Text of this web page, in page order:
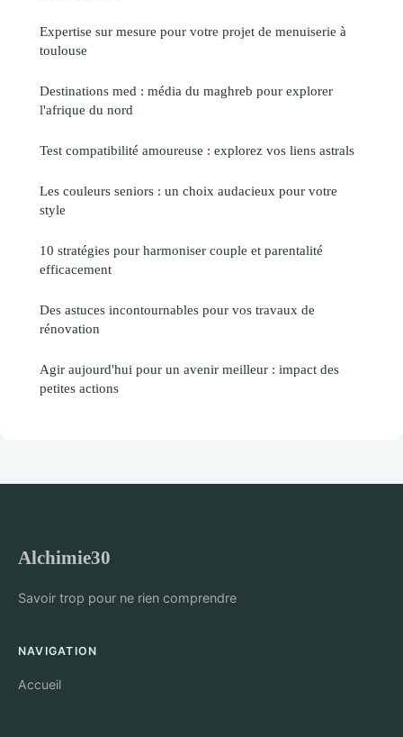
Expertise sur mesure pour votre projet de menuiserie à
toulouse
Destinations med : média du maghreb pour explorer
l'afrique du nord
Test compatibilité amoureuse : explorez vos liens astrals
Les couleurs seniors : un choix audacieux pour votre
style
10 stratégies pour harmoniser couple et parentalité
efficacement
Des astuces incontournables pour vos travaux de
rénovation
Agir aujourd'hui pour un avenir meilleur : impact des
petites actions
Alchimie30
Savoir trop pour ne rien comprendre
NAVIGATION
Accueil